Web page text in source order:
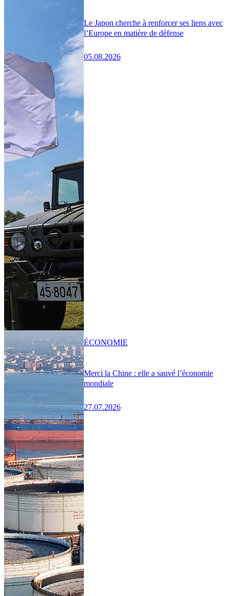
Le Japon cherche à renforcer ses liens avec
l’Europe en matière de défense
05.08.2026
Merci la Chine : elle a sauvé l’économie
mondiale
27.07.2026
ÉCONOMIE